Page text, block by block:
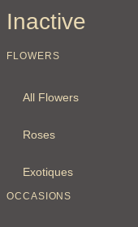
Inactive
FLOWERS
All Flowers
Roses
Exotiques
OCCASIONS